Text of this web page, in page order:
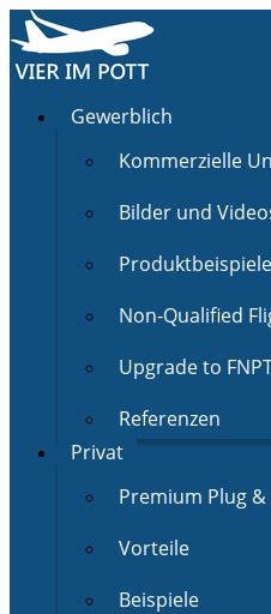
Gewerblich
Kommerzielle
Bilder und
Produktbeispiele
Non-Qualified
Upgrade to
Referenzen
Privat
Premium Plug &
Vorteile
Beispiele